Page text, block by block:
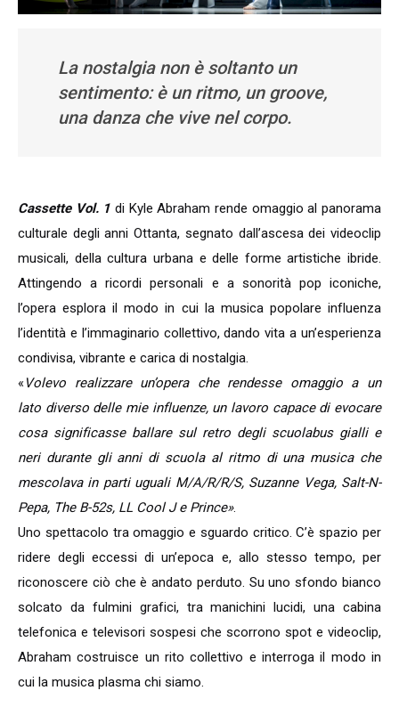
La nostalgia non è soltanto un
sentimento: è un ritmo, un groove,
una danza che vive nel corpo.
Cassette Vol. 1 di Kyle Abraham rende omaggio al panorama
culturale degli anni Ottanta, segnato dall’ascesa dei videoclip
musicali, della cultura urbana e delle forme artistiche ibride.
Attingendo a ricordi personali e a sonorità pop iconiche,
l’opera esplora il modo in cui la musica popolare influenza
l’identità e l’immaginario collettivo, dando vita a un’esperienza
condivisa, vibrante e carica di nostalgia.
«Volevo realizzare un’opera che rendesse omaggio a un
lato diverso delle mie influenze, un lavoro capace di evocare
cosa significasse ballare sul retro degli scuolabus gialli e
neri durante gli anni di scuola al ritmo di una musica che
mescolava in parti uguali M/A/R/R/S, Suzanne Vega, Salt-N-
Pepa, The B-52s, LL Cool J e Prince».
Uno spettacolo tra omaggio e sguardo critico. C’è spazio per
ridere degli eccessi di un’epoca e, allo stesso tempo, per
riconoscere ciò che è andato perduto. Su uno sfondo bianco
solcato da fulmini grafici, tra manichini lucidi, una cabina
telefonica e televisori sospesi che scorrono spot e videoclip,
Abraham costruisce un rito collettivo e interroga il modo in
cui la musica plasma chi siamo.